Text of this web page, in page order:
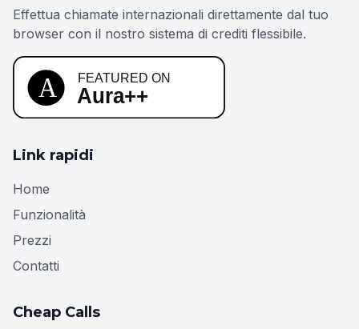
Effettua chiamate internazionali direttamente dal tuo
browser con il nostro sistema di crediti flessibile.
Link rapidi
Home
Funzionalità
Prezzi
Contatti
Cheap Calls